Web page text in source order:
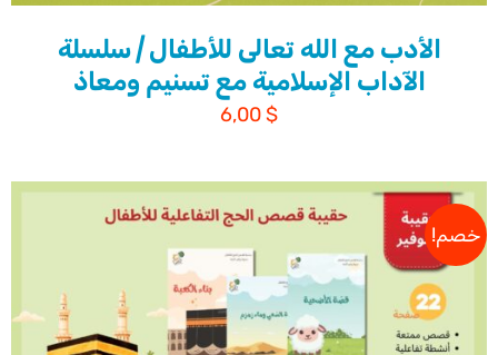
الأدب مع الله تعالى للأطفال | سلسلة
الآداب الإسلامية مع تسنيم ومعاذ
6,00$
خصم!